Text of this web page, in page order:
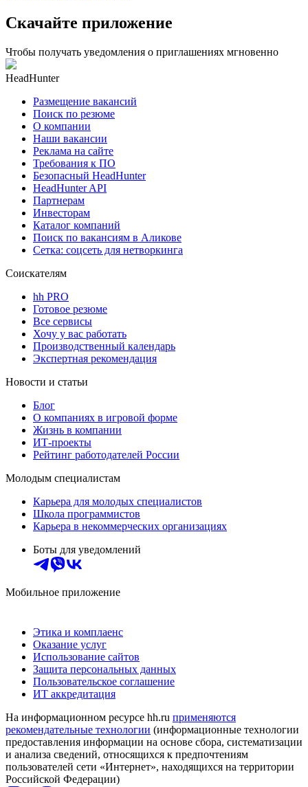
Скачайте приложение
Чтобы получать уведомления о приглашениях мгновенно
HeadHunter
Размещение вакансий
Поиск по резюме
О компании
Наши вакансии
Реклама на сайте
Требования к ПО
Безопасный HeadHunter
HeadHunter API
Партнерам
Инвесторам
Каталог компаний
Поиск по вакансиям в Аликове
Сетка: соцсеть для нетворкинга
Соискателям
hh PRO
Готовое резюме
Все сервисы
Хочу у вас работать
Производственный календарь
Экспертная рекомендация
Новости и статьи
Блог
О компаниях в игровой форме
Жизнь в компании
ИТ-проекты
Рейтинг работодателей России
Молодым специалистам
Карьера для молодых специалистов
Школа программистов
Карьера в некоммерческих организациях
Боты для уведомлений
Мобильное приложение
Этика и комплаенс
Оказание услуг
Использование сайтов
Защита персональных данных
Пользовательское соглашение
ИТ аккредитация
На информационном ресурсе hh.ru применяются
рекомендательные технологии (информационные технологии
предоставления информации на основе сбора, систематизации
и анализа сведений, относящихся к предпочтениям
пользователей сети «Интернет», находящихся на территории
Российской Федерации)